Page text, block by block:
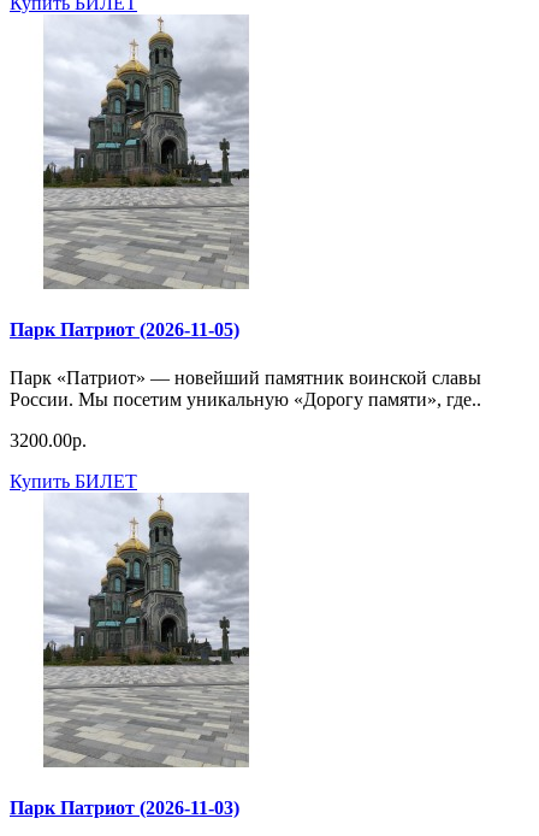
Парк Патриот (2026-11-05)
Парк «Патриот» — новейший памятник воинской славы
России. Мы посетим уникальную «Дорогу памяти», где..
3200.00р.
Купить БИЛЕТ
Парк Патриот (2026-11-03)